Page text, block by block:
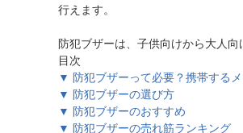
行えます。
防犯ブザーは、子供向けから大人
目次
▼ 防犯ブザーって必要？携帯する
▼ 防犯ブザーの選び方
▼ 防犯ブザーのおすすめ
▼ 防犯ブザーの売れ筋ランキング